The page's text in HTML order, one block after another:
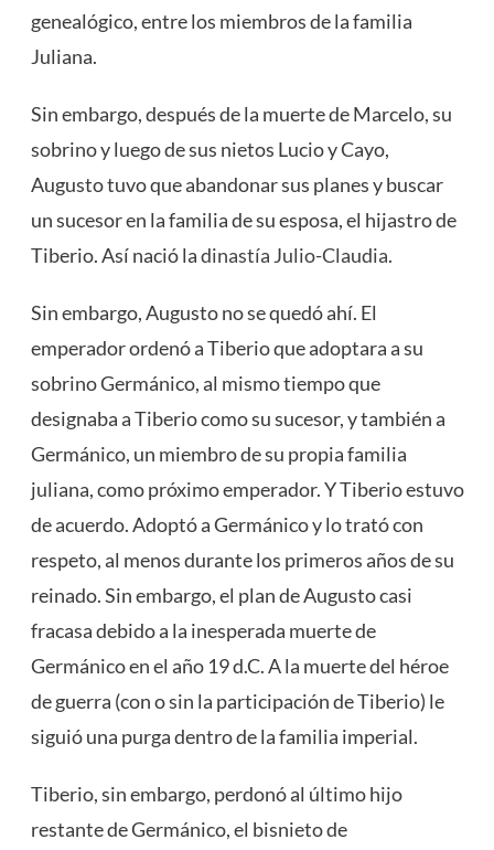
genealógico, entre los miembros de la familia
Juliana.
Sin embargo, después de la muerte de Marcelo, su
sobrino y luego de sus nietos Lucio y Cayo,
Augusto tuvo que abandonar sus planes y buscar
un sucesor en la familia de su esposa, el hijastro de
Tiberio. Así nació ladinastía Julio-Claudia.
Sin embargo, Augusto no se quedó ahí. El
emperador ordenó a Tiberio que adoptara a su
sobrino Germánico, al mismo tiempo que
designaba a Tiberio como su sucesor, y también a
Germánico, un miembro de su propia familia
juliana, como próximo emperador. Y Tiberio estuvo
de acuerdo. Adoptó a Germánico y lo trató con
respeto, al menos durante los primeros años de su
reinado. Sin embargo, el plan de Augusto casi
fracasa debido a la inesperada muerte de
Germánico en el año 19 d.C. A la muerte del héroe
de guerra (con o sin la participación de Tiberio) le
siguió una purga dentro de la familia imperial.
Tiberio, sin embargo, perdonó al último hijo
restante de Germánico, el bisnieto de